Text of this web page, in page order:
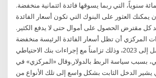
5 في المائة سنوياً، التي ربما يسوقها فائدة ائتمانية منخفضة.
يمكنك العثور على البنوك التي تكون أسعار الفائدة
كل مقترض الحصول على أموال حتى لا يدفع الكثير.
المركزي أن تظل أسعار الفائدة الرئيسة منخفضة
لفترات طويلة قد تصل إلى 2023، وذلك تزامناً مع إجراءات بنك الاحتياطي
بسبب سياسة الربط بالدولار.وقال «المركزي» في
الدخل الثابت بشكل واسع إلى تلك الأنواع من